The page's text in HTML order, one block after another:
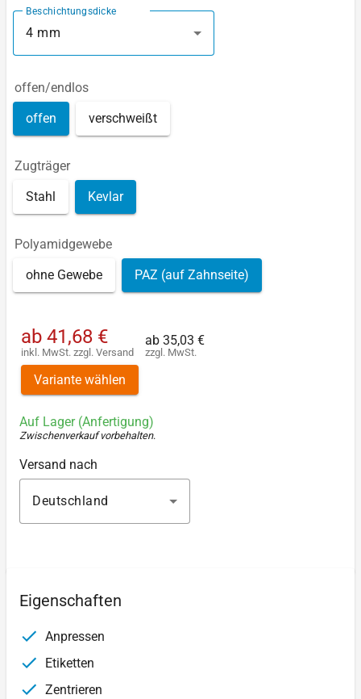
Beschichtungsdicke
4 mm
offen/endlos
offen verschweißt
Zugträger
Stahl Kevlar
Polyamidgewebe
ohne Gewebe PAZ (auf Zahnseite)
ab 41,68 €
inkl. MwSt. zzgl. Versand
ab 35,03 €
zzgl. MwSt.
Variante wählen
Auf Lager (Anfertigung)
Zwischenverkauf vorbehalten.
Versand nach
Deutschland
Eigenschaften
Anpressen
Etiketten
Zentrieren